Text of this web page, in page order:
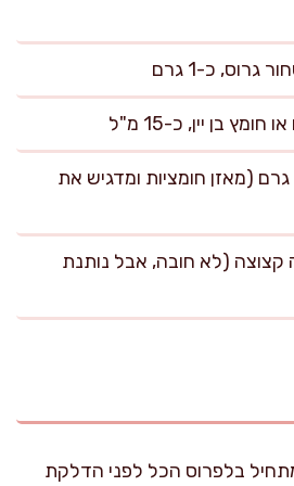
1 כפית סוכר, כ-4 גרם (מאזן חומציות ומדגיש את
קצוצה (לא חובה, אבל נותנת
בלפרוס הכל לפני הדלקת